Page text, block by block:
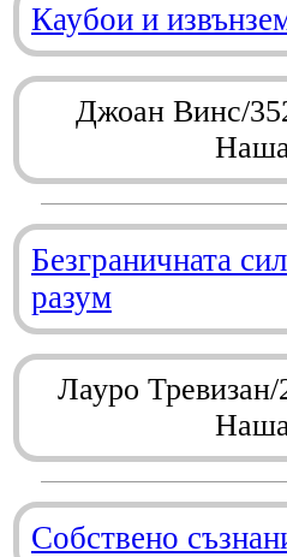
Каубои и
Джоан Винс/
Безграничната
разум
Лауро
Собствено